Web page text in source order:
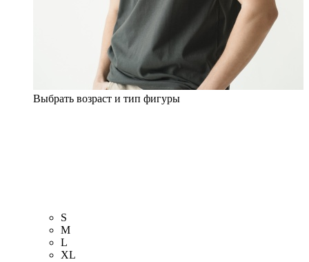
Выбрать возраст и тип фигуры
S
M
L
XL